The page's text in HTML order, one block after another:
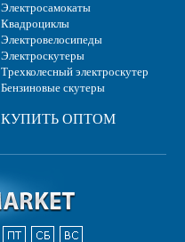
Электросамокаты
Квадроциклы
Электровелосипеды
Электроскутеры
Трехколесный электроскутер
Бензиновые скутеры
КУПИТЬ ОПТОМ